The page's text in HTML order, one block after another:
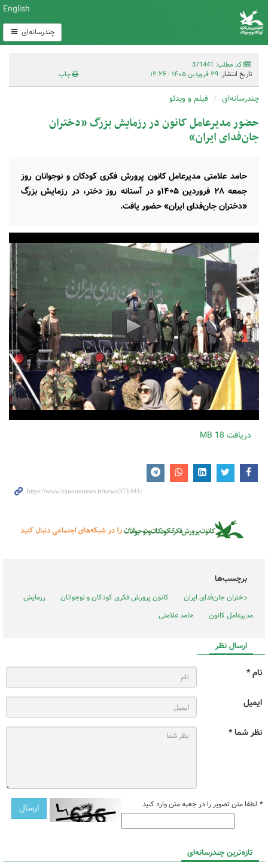
English
چندرسانه‌ای
کد مطلب: 371441
تاریخ انتشار: ۲۹ فروردین ۱۴۰۵ - ۱۲:۲۶ چاپ
چندرسانه‌ای فیلم و ویدئو
حضور مدیرعامل کانون در رزمایش بزرگ «دختران
جان‌فدای ایران»
حامد علامتی مدیرعامل کانون پرورش فکری کودکان و نوجوانان روز
جمعه ۲۸ فروردین ۱۴۰۵و در آستانه روز دختر، در رزمایش بزرگ
«دختران جان‌فدای ایران» حضور یافت.
دریافت 18 MB
برچسب‌ها
دختران جان‌فدای ایران کانون پرورش فکری کودکان و نوجوانان
رزمایش
مدیرعامل کانون
حامد علامتی
ارسال نظر
نام *
ایمیل
نظر شما *
* لطفا متن تصویر را در جعبه متن وارد کنید
تازه‌ترین چندرسانه‌ای